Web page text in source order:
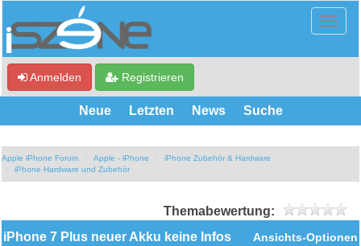
Anmelden Registrieren
Neue Letzten News Suche
Apple iPhone Forum Apple - iPhone
iPhone Zubehör & Hardware
iPhone Hardware und Zubehör
Themabewertung:
Ansichts-Optionen
iPhone 7 Plus neuer Akku keine Infos